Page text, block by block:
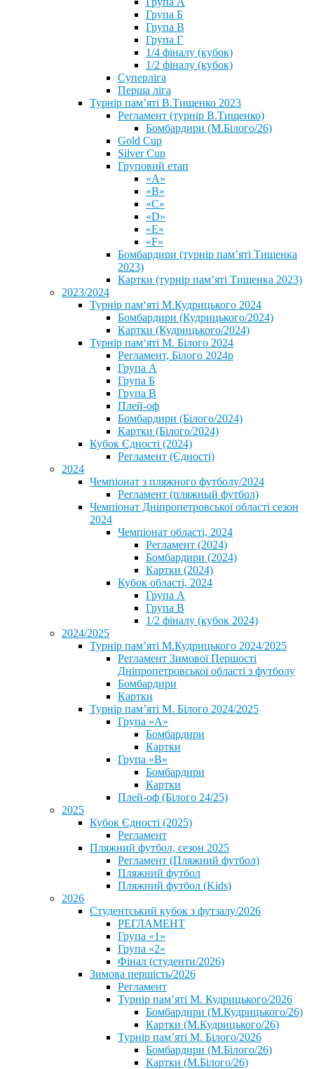
Група Б
Група В
Група Г
1/4 фіналу (кубок)
1/2 фіналу (кубок)
Суперліга
Перша ліга
Турнір пам’яті В.Тищенко 2023
Регламент (турнір В.Тищенко)
Бомбардири (М.Білого/26)
Gold Cup
Silver Cup
Груповий етап
«А»
«В»
«С»
«D»
«Е»
«F»
Бомбардири (турнір пам’яті Тищенка
2023)
Картки (турнір пам’яті Тищенка 2023)
2023/2024
⁨Турнір пам‘яті М.Кудрицького 2024
Бомбардири (Кудрицького/2024)
Картки (Кудрицького/2024)
⁨Турнір пам‘яті М. Білого 2024⁩
Регламент, Білого 2024р
Група А
Група Б
Група В
Плей-оф
Бомбардири (Білого/2024)
Картки (Білого/2024)
Кубок Єдності (2024)
Регламент (Єдності)
2024
Чемпіонат з пляжного футболу/2024
Регламент (пляжный футбол)
Чемпіонат Дніпропетровської області сезон
2024
Чемпіонат області, 2024
Регламент (2024)
Бомбардири (2024)
Картки (2024)
Кубок області, 2024
Група А
Група В
1/2 фіналу (кубок 2024)
2024/2025
Турнір пам’яті М.Кудрицького 2024/2025
Регламент Зимової Першості
Дніпропетровської області з футболу
Бомбардири
Картки
Турнір пам’яті М. Білого 2024/2025
Група «А»
Бомбардири
Картки
Група «В»
Бомбардири
Картки
Плей-оф (Білого 24/25)
2025
Кубок Єдності (2025)
Регламент
Пляжний футбол, сезон 2025
Регламент (Пляжний футбол)
Пляжний футбол
Пляжний футбол (Kids)
2026
Студентський кубок з футзалу/2026
РЕГЛАМЕНТ
Група «1»
Група «2»
Фінал (студенти/2026)
⁨Зимова першість/2026⁩
Регламент
Турнір пам’яті М. Кудрицького/2026
Бомбардири (М.Кудрицького/26)
Картки (М.Кудрицького/26)
Турнір пам’яті М. Білого/2026
Бомбардири (М.Білого/26)
Картки (М.Білого/26)